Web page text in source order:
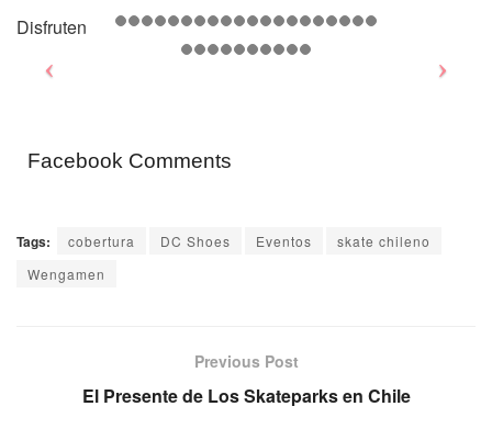
Disfruten
Facebook Comments
Tags: cobertura DC Shoes Eventos
skate chileno
Wengamen
Previous Post
El Presente de Los Skateparks en Chile